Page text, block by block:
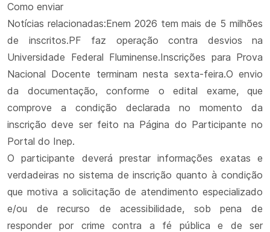
Como enviar
Notícias relacionadas:Enem 2026 tem mais de 5 milhões
de inscritos.PF faz operação contra desvios na
Universidade Federal Fluminense.Inscrições para Prova
Nacional Docente terminam nesta sexta-feira.O envio
da documentação, conforme o edital exame, que
comprove a condição declarada no momento da
inscrição deve ser feito na Página do Participante no
Portal do Inep.
O participante deverá prestar informações exatas e
verdadeiras no sistema de inscrição quanto à condição
que motiva a solicitação de atendimento especializado
e/ou de recurso de acessibilidade, sob pena de
responder por crime contra a fé pública e de ser